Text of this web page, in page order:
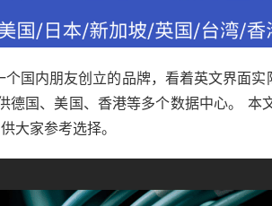
国内朋友创立的品牌，看着英文界面
德国、美国、香港等多个数据中心。 本
大家参考选择。